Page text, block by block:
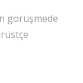
görüşmede